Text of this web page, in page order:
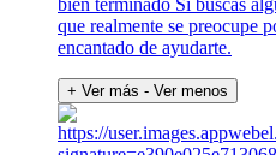
que realmente se preocupe
encantado de ayudarte.
+ Ver más - Ver menos